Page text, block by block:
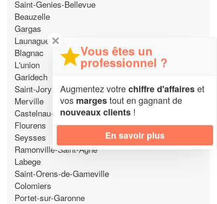
Saint-Genies-Bellevue
Beauzelle
Gargas
Launaguet
Blagnac
L'union
Garidech
Saint-Jory
Merville
Castelnau-d'Estretefonds
Flourens
Seysses
Ramonville-Saint-Agne
Labege
Saint-Orens-de-Gameville
Colomiers
Portet-sur-Garonne
✕
Vous êtes un
professionnel ?
Augmentez votrechiffre d'affaireset
vos margestout en gagnant de
nouveaux clients !
En savoir plus